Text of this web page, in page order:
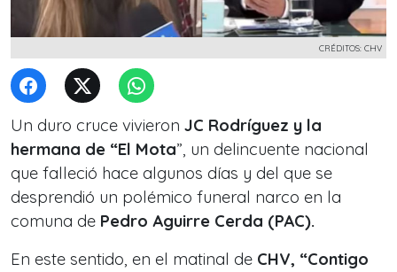
CRÉDITOS: CHV
Un duro cruce vivieron JC Rodríguez y la
hermana de “El Mota”, un delincuente nacional
que falleció hace algunos días y del que se
desprendió un polémico funeral narco en la
comuna de Pedro Aguirre Cerda (PAC).
En este sentido, en el matinal de CHV, “Contigo